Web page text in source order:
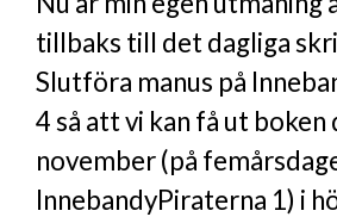
tillbaks till det dagliga
Slutföra manus på
4 så att vi kan få ut boken
november (på
InnebandyPiraterna 1) i